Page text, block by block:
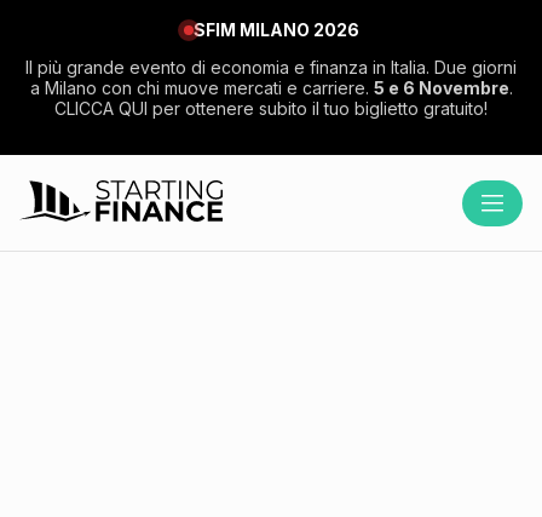
SFIM MILANO 2026
Il più grande evento di economia e finanza in Italia. Due giorni
a Milano con chi muove mercati e carriere. 5 e 6 Novembre.
CLICCA QUI per ottenere subito il tuo biglietto gratuito!